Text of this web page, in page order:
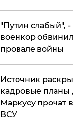
​"Путин слабый",
военкор
провале войны
​Источник
кадровые планы
Маркусу прочат
ВСУ